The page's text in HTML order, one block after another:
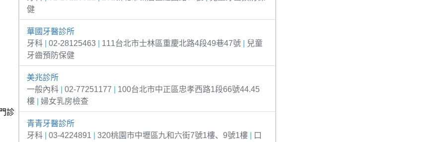
診
健
華國牙醫診所
牙科
02-28125463 111台北市士林區重慶北路4段49巷47號
兒童
牙齒預防保健
美兆診所
一般內科
02-77251177
100台北市中正區忠孝西路1段66號44.45
樓
婦女乳房檢查
青青牙醫診所
牙科
03-4224891 320桃園市中壢區九和六街7號1樓、9號1樓
口